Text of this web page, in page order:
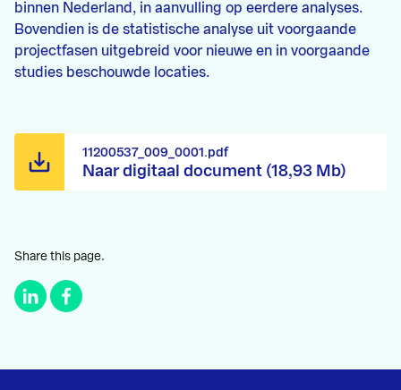
binnen Nederland, in aanvulling op eerdere analyses.
Bovendien is de statistische analyse uit voorgaande
projectfasen uitgebreid voor nieuwe en in voorgaande
studies beschouwde locaties.
Naar digitaal document (18,93 Mb)
11200537_009_0001.pdf
Share this page.